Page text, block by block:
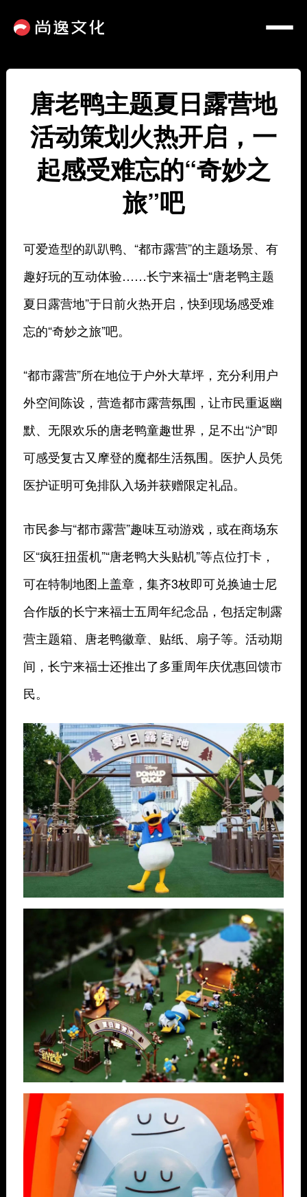
唐老鸭主题夏日露营地
活动策划火热开启，一
起感受难忘的“奇妙之
旅”吧
可爱造型的趴趴鸭、“都市露营”的主题场景、有
趣好玩的互动体验……长宁来福士“唐老鸭主题
夏日露营地”于日前火热开启，快到现场感受难
忘的“奇妙之旅”吧。
“都市露营”所在地位于户外大草坪，充分利用户
外空间陈设，营造都市露营氛围，让市民重返幽
默、无限欢乐的唐老鸭童趣世界，足不出“沪”即
可感受复古又摩登的魔都生活氛围。医护人员凭
医护证明可免排队入场并获赠限定礼品。
市民参与“都市露营”趣味互动游戏，或在商场东
区“疯狂扭蛋机”“唐老鸭大头贴机”等点位打卡，
可在特制地图上盖章，集齐3枚即可兑换迪士尼
合作版的长宁来福士五周年纪念品，包括定制露
营主题箱、唐老鸭徽章、贴纸、扇子等。活动期
间，长宁来福士还推出了多重周年庆优惠回馈市
民。